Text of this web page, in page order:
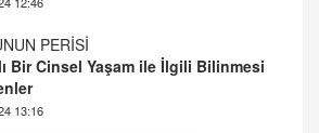
ÖNALAN
Onaylanmasaydı…
Salı 00:11